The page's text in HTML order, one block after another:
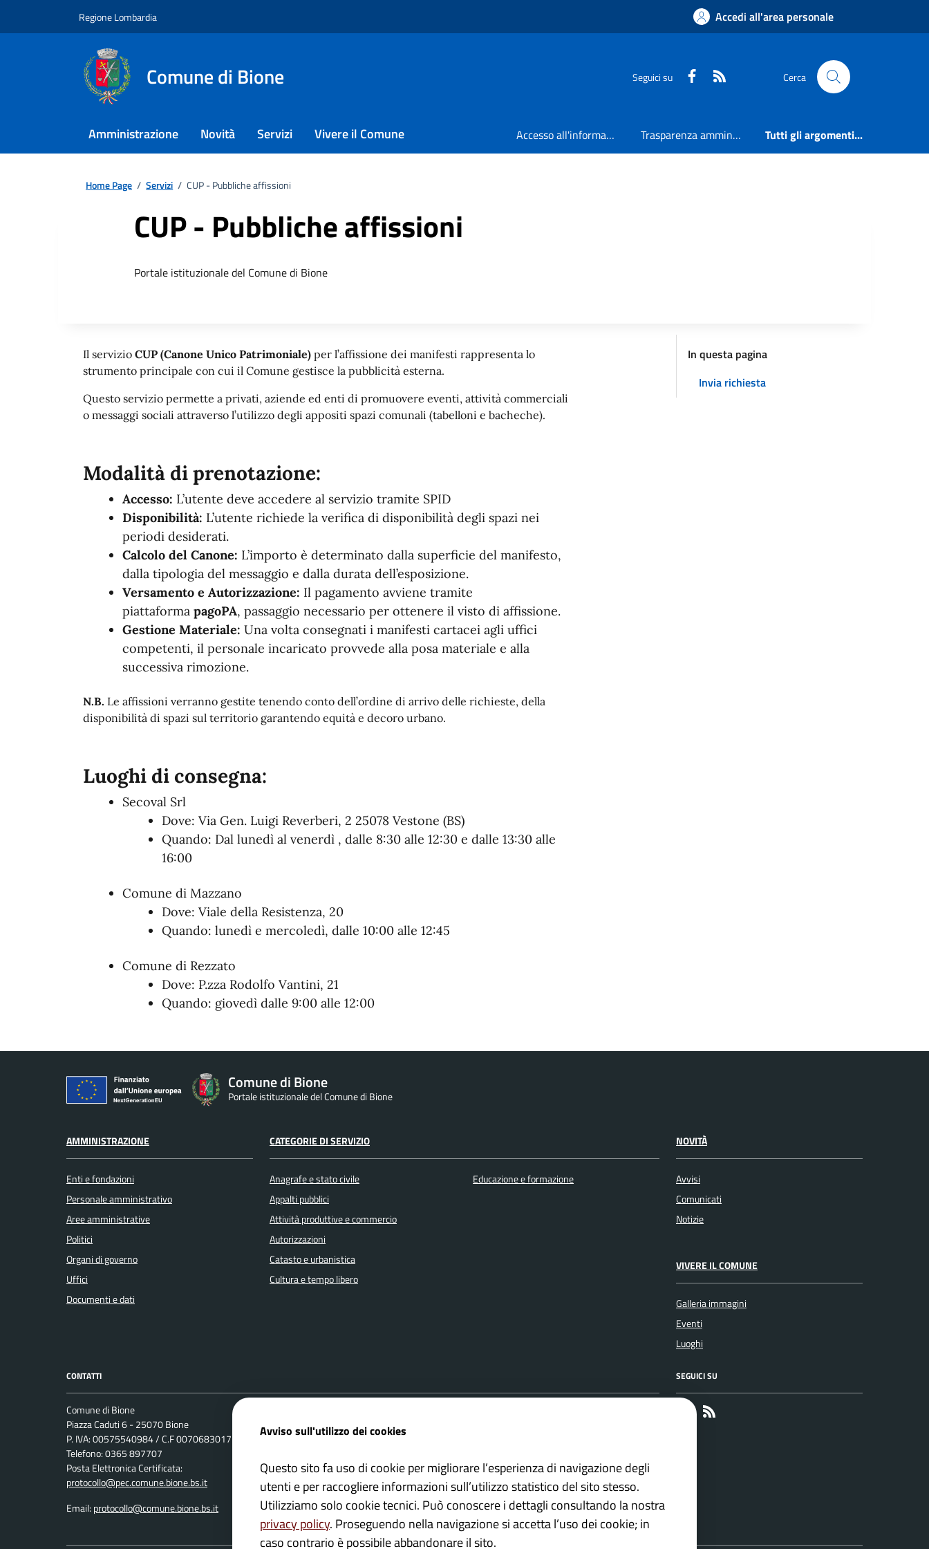
Regione Lombardia Accedi all'area personale
Comune di Bione Seguici su Faceboook Cerca
Amministrazione Novità Servizi Vivere il Comune Accesso all'informazione Trasparenza amministrativa Tutti gli argomenti...
Home Page / Servizi / CUP - Pubbliche affissioni
CUP - Pubbliche affissioni
Portale istituzionale del Comune di Bione
Il servizio CUP (Canone Unico Patrimoniale) per l’affissione dei manifesti rappresenta lo
strumento principale con cui il Comune gestisce la pubblicità esterna.
Questo servizio permette a privati, aziende ed enti di promuovere eventi, attività commerciali
o messaggi sociali attraverso l’utilizzo degli appositi spazi comunali (tabelloni e bacheche).
Modalità di prenotazione:
Accesso: L’utente deve accedere al servizio tramite SPID
Disponibilità: L’utente richiede la verifica di disponibilità degli spazi nei
periodi desiderati.
Calcolo del Canone: L’importo è determinato dalla superficie del manifesto,
dalla tipologia del messaggio e dalla durata dell’esposizione.
Versamento e Autorizzazione: Il pagamento avviene tramite
piattaforma pagoPA, passaggio necessario per ottenere il visto di affissione.
Gestione Materiale: Una volta consegnati i manifesti cartacei agli uffici
competenti, il personale incaricato provvede alla posa materiale e alla
successiva rimozione.
N.B. Le affissioni verranno gestite tenendo conto dell’ordine di arrivo delle richieste, della
disponibilità di spazi sul territorio garantendo equità e decoro urbano.
Luoghi di consegna:
Secoval Srl
Dove: Via Gen. Luigi Reverberi, 2 25078 Vestone (BS)
Quando: Dal lunedì al venerdì , dalle 8:30 alle 12:30 e dalle 13:30 alle
16:00
Comune di Mazzano
Dove: Viale della Resistenza, 20
Quando: lunedì e mercoledì, dalle 10:00 alle 12:45
Comune di Rezzato
Dove: P.zza Rodolfo Vantini, 21
Quando: giovedì dalle 9:00 alle 12:00
In questa pagina
Invia richiesta
Comune di Bione
Portale istituzionale del Comune di Bione
AMMINISTRAZIONE
Enti e fondazioni
Personale amministrativo
Aree amministrative
Politici
Organi di governo
Uffici
Documenti e dati
CATEGORIE DI SERVIZIO
Anagrafe e stato civile
Appalti pubblici
Attività produttive e commercio
Autorizzazioni
Catasto e urbanistica
Cultura e tempo libero
Educazione e formazione
NOVITÀ
Avvisi
Comunicati
Notizie
VIVERE IL COMUNE
Galleria immagini
Eventi
Luoghi
CONTATTI
Comune di Bione
Piazza Caduti 6 - 25070 Bione
P. IVA: 00575540984 / C.F 00706830171
Telefono: 0365 897707
Posta Elettronica Certificata:
protocollo@pec.comune.bione.bs.it
Email: protocollo@comune.bione.bs.it
Prenotazione appuntamento
Richiesta d'assistenza
Note Legali
Albo pretorio
Dichiarazione di accessibilità
SEGUICI SU
Faceboook
Avviso sull'utilizzo dei cookies
Questo sito fa uso di cookie per migliorare l’esperienza di navigazione degli
utenti e per raccogliere informazioni sull’utilizzo statistico del sito stesso.
Utilizziamo solo cookie tecnici. Può conoscere i dettagli consultando la nostra
privacy policy. Proseguendo nella navigazione si accetta l’uso dei cookie; in
caso contrario è possibile abbandonare il sito.